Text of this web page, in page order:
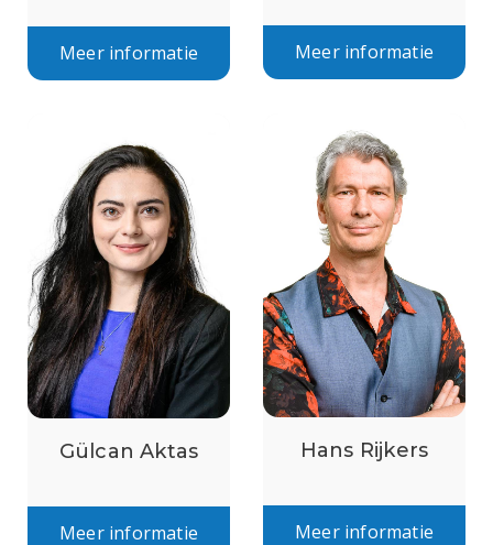
Meer informatie Meer informatie
Gülcan Aktas
Meer informatie
Hans Rijkers
Meer informatie